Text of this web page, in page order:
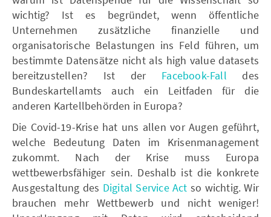
wichtig? Ist es begründet, wenn öffentliche
Unternehmen zusätzliche finanzielle und
organisatorische Belastungen ins Feld führen, um
bestimmte Datensätze nicht als high value datasets
bereitzustellen? Ist der Facebook-Fall des
Bundeskartellamts auch ein Leitfaden für die
anderen Kartellbehörden in Europa?
Die Covid-19-Krise hat uns allen vor Augen geführt,
welche Bedeutung Daten im Krisenmanagement
zukommt. Nach der Krise muss Europa
wettbewerbsfähiger sein. Deshalb ist die konkrete
Ausgestaltung des Digital Service Act so wichtig. Wir
brauchen mehr Wettbewerb und nicht weniger!